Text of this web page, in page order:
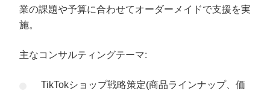
業の課題や予算に合わせてオーダーメイドで支援を実
施。
主なコンサルティングテーマ:
TikTokショップ戦略策定(商品ラインナップ、価